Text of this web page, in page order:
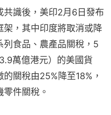
共識後，美印2月6日發布
，其中印度將取消或降
列食品、農產品關稅，5
萬億港元）的美國貨
關稅由25%降至18%，
件關稅。